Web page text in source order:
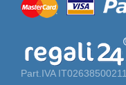
Part.IVA IT02638500211